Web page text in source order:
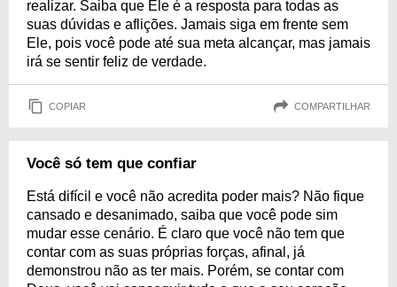
realizar. Saiba que Ele é a resposta para todas as
suas dúvidas e aflições. Jamais siga em frente sem
Ele, pois você pode até sua meta alcançar, mas jamais
irá se sentir feliz de verdade.
COPIAR COMPARTILHAR
Você só tem que confiar
Está difícil e você não acredita poder mais? Não fique
cansado e desanimado, saiba que você pode sim
mudar esse cenário. É claro que você não tem que
contar com as suas próprias forças, afinal, já
demonstrou não as ter mais. Porém, se contar com